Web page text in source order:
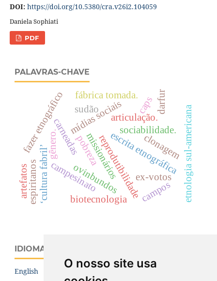
O nosso site usa
DOI: https://doi.org/10.5380/cra.v26i2.104059
Daniela Sophiati
PDF
PALAVRAS-CHAVE
mídias sociais
reprodutibilidade
ovinbundos
missionários
sociabilidade.
campesinato
carneadas escrita etnográfica
fazer etnográfico
ex-votos
sudão
fábrica tomada.
‘cultura fabril’
articulação.
campos
espiritanos
darfur
pobreza
gênero. clonagem
biotecnologia
artefatos
caps etnologia sul-americana
IDIOMA
English